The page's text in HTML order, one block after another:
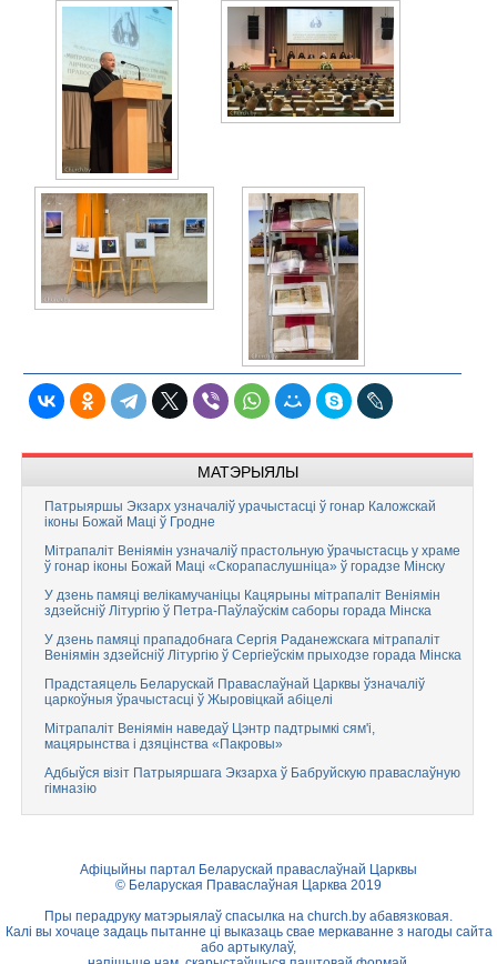
МАТЭРЫЯЛЫ
Патрыяршы Экзарх узначаліў урачыстасці ў гонар Каложскай
іконы Божай Маці ў Гродне
Мітрапаліт Веніямін узначаліў прастольную ўрачыстасць у храме
ў гонар іконы Божай Маці «Скорапаслушніца» ў горадзе Мінску
У дзень памяці велікамучаніцы Кацярыны мітрапаліт Веніямін
здзейсніў Літургію ў Петра-Паўлаўскім саборы горада Мінска
У дзень памяці прападобнага Сергія Раданежскага мітрапаліт
Веніямін здзейсніў Літургію ў Сергіеўскім прыходзе горада Мінска
Прадстаяцель Беларускай Праваслаўнай Царквы ўзначаліў
царкоўныя ўрачыстасці ў Жыровіцкай абіцелі
Мітрапаліт Веніямін наведаў Цэнтр падтрымкі сям'і,
мацярынства і дзяцінства «Пакровы»
Адбыўся візіт Патрыяршага Экзарха ў Бабруйскую праваслаўную
гімназію
Афіцыйны партал Беларускай праваслаўнай Царквы
© Беларуская Праваслаўная Царква 2019
Пры перадруку матэрыялаў спасылка на church.by абавязковая.
Калі вы хочаце задаць пытанне ці выказаць свае меркаванне з нагоды сайта
або артыкулаў,